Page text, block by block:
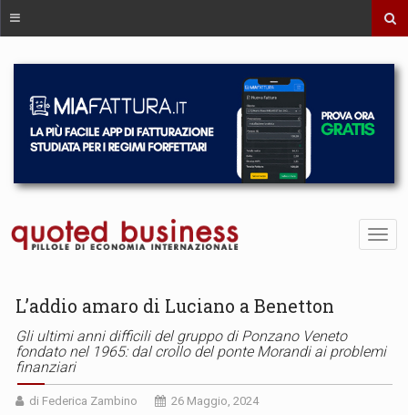
L’addio amaro di Luciano a Benetton
Gli ultimi anni difficili del gruppo di Ponzano Veneto
fondato nel 1965: dal crollo del ponte Morandi ai problemi
finanziari
di Federica Zambino 26 Maggio, 2024